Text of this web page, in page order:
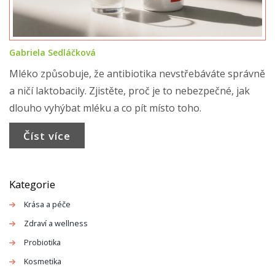
Gabriela Sedláčková
Mléko způsobuje, že antibiotika nevstřebáváte správně
a ničí laktobacily. Zjistěte, proč je to nebezpečné, jak
dlouho vyhýbat mléku a co pít místo toho.
Číst více
Kategorie
Krása a péče
Zdraví a wellness
Probiotika
Kosmetika